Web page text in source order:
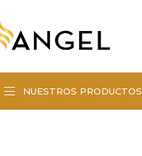
NUESTROS PRODUCTOS